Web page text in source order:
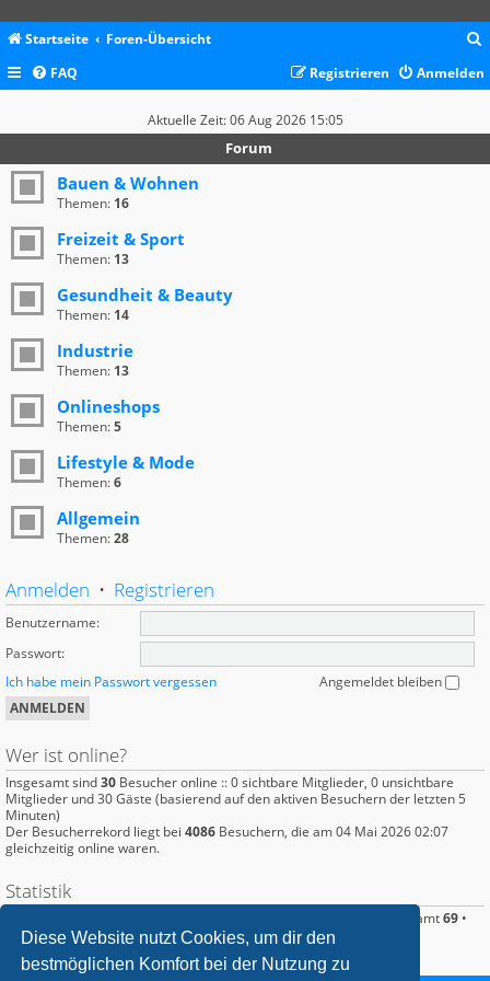
Diese Website nutzt Cookies, um dir den
bestmöglichen Komfort bei der Nutzung zu
Startseite Foren-Übersicht
c
FAQ Anmelden
Registrieren
Aktuelle Zeit: 06 Aug 2026 15:05
Forum
Bauen & Wohnen
Themen: 16
Freizeit & Sport
Themen: 13
Gesundheit & Beauty
Themen: 14
Industrie
Themen: 13
Onlineshops
Themen:5
Lifestyle & Mode
Themen:6
Allgemein
Themen:28
Anmelden • Registrieren
Benutzername:
Passwort:
Ich habe mein Passwort vergessen
Angemeldet bleiben
Wer ist online?
Insgesamt sind30 Besucher online :: 0 sichtbare Mitglieder, 0 unsichtbare
Mitglieder und 30 Gäste (basierend auf den aktiven Besuchern der letzten 5
Minuten)
Der Besucherrekord liegt bei 4086 Besuchern, die am 04 Mai 2026 02:07
gleichzeitig online waren.
Statistik
• Mitglieder insgesamt69 •
Unser neuestes Mitglied:Ghostfisch